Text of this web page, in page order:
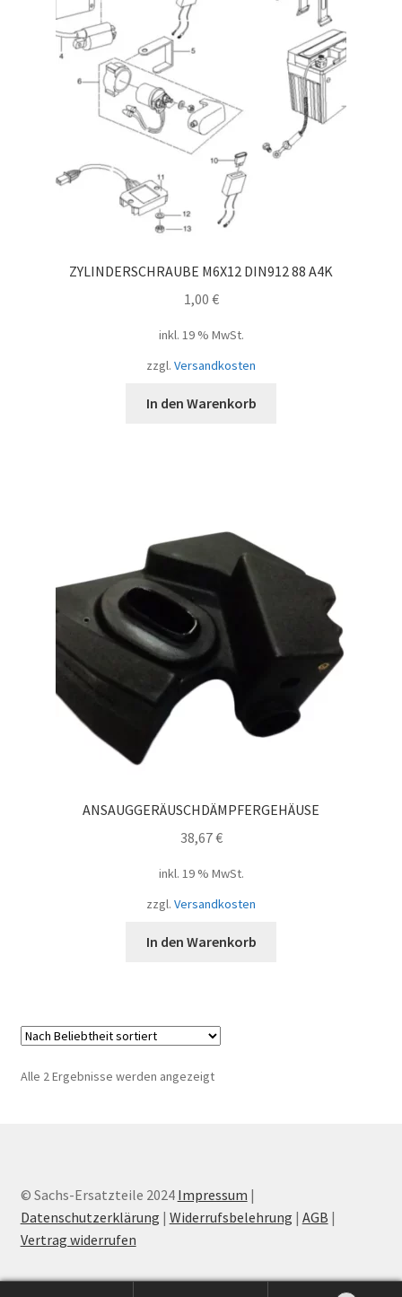
ZYLINDERSCHRAUBE M6X12 DIN912 88 A4K
1,00 €
inkl. 19 % MwSt.
zzgl. Versandkosten
In den Warenkorb
ANSAUGGERÄUSCHDÄMPFERGEHÄUSE
38,67€
inkl. 19 % MwSt.
zzgl. Versandkosten
In den Warenkorb
Alle 2 Ergebnisse werden angezeigtNach
© Sachs-Ersatzteile 2024 Impressum |
Datenschutzerklärung | Widerrufsbelehrung | AGB |
Vertrag widerrufen